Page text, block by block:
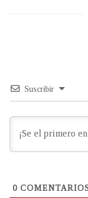
Suscribir
0